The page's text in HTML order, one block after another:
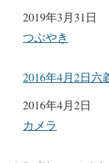
日付
2019年3月31日
関連理由
つぶやき
2016年4月2日六
日付
2016年4月2日
関連理由
カメラ